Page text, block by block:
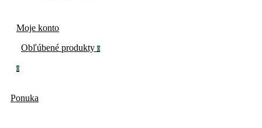
Moje konto
Obľúbené produkty 0
0
Ponuka